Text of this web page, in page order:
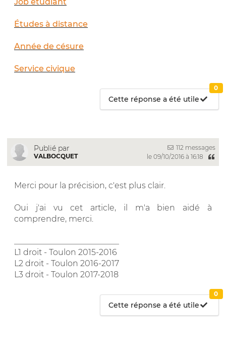
Job étudiant
Études à distance
Année de césure
Service civique
Cette réponse a été utile
0
Publié par
VALBOCQUET
112 messages
le 09/10/2016 à 16:18
Merci pour la précision, c'est plus clair.
Oui j'ai vu cet article, il m'a bien aidé à
comprendre, merci.
L1 droit - Toulon 2015-2016
L2 droit - Toulon 2016-2017
L3 droit - Toulon 2017-2018
Cette réponse a été utile
0